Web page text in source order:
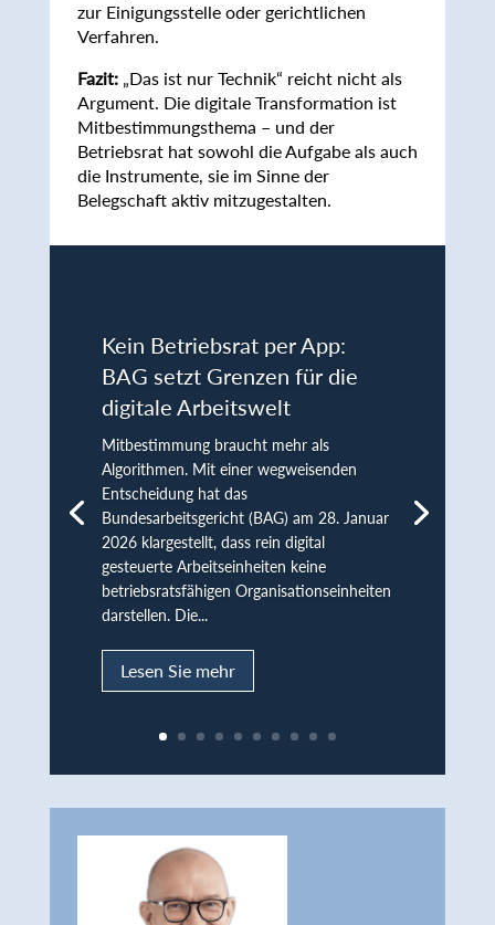
zur Einigungsstelle oder gerichtlichen
Verfahren.
Fazit:„Das ist nur Technik“ reicht nicht als
Argument. Die digitale Transformation ist
Mitbestimmungsthema – und der
Betriebsrat hat sowohl die Aufgabe als auch
die Instrumente, sie im Sinne der
Belegschaft aktiv mitzugestalten.
Kein Betriebsrat per App:
BAG setzt Grenzen für die
digitale Arbeitswelt
Mitbestimmung braucht mehr als
Algorithmen. Mit einer wegweisenden
Entscheidung hat das
Bundesarbeitsgericht (BAG) am 28. Januar
2026 klargestellt, dass rein digital
gesteuerte Arbeitseinheiten keine
betriebsratsfähigen Organisationseinheiten
darstellen. Die...
Lesen Sie mehr